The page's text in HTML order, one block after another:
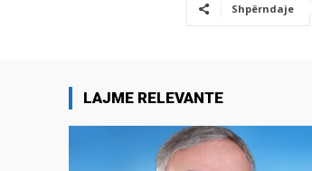
Shpërndaje
LAJME RELEVANTE